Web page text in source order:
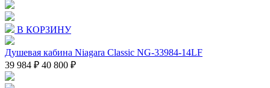
В КОРЗИНУ
Душевая кабина Niagara Classic NG-33984-14LF
39 984 ₽ 40 800 ₽